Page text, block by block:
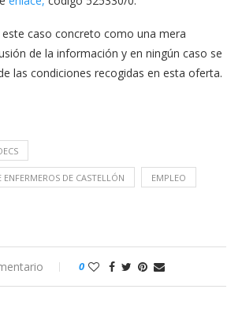
este caso concreto como una mera
de la información y en ningún caso se
las condiciones recogidas en esta oferta.
DE CASTELLÓN EMPLEO
0